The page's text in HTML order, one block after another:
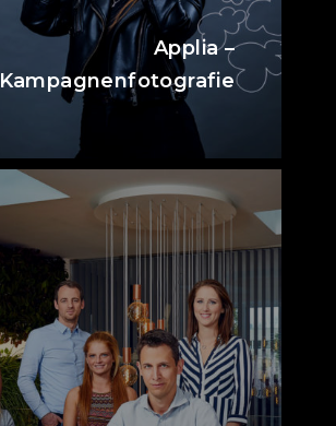
Applia –
Kampagnenfotografie